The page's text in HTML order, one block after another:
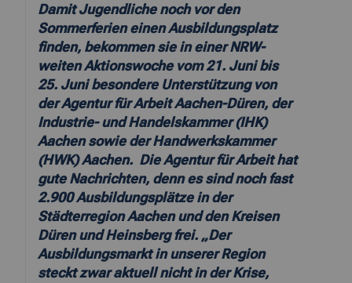
Damit Jugendliche noch vor den
Sommerferien einen Ausbildungsplatz
finden, bekommen sie in einer NRW-
weiten Aktionswoche vom 21. Juni bis
25. Juni besondere Unterstützung von
der Agentur für Arbeit Aachen-Düren, der
Industrie- und Handelskammer (IHK)
Aachen sowie der Handwerkskammer
(HWK) Aachen. Die Agentur für Arbeit hat
gute Nachrichten, denn es sind noch fast
2.900 Ausbildungsplätze in der
Städterregion Aachen und den Kreisen
Düren und Heinsberg frei. „Der
Ausbildungsmarkt in unserer Region
steckt zwar aktuell nicht in der Krise,